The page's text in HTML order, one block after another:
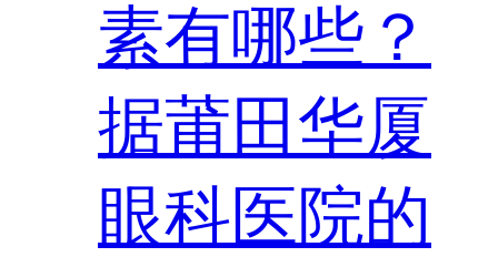
素有哪些？
据莆田华厦
眼科医院的